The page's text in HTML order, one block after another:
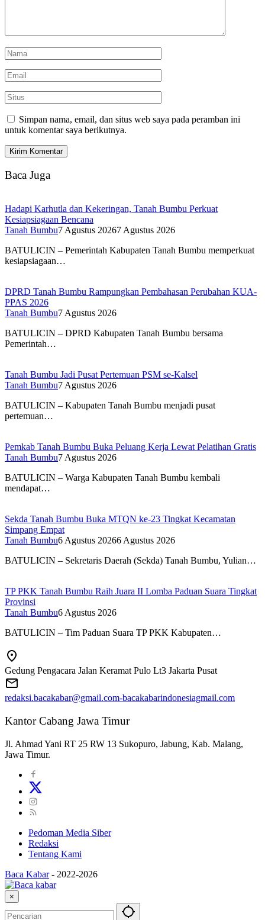
Simpan nama, email, dan situs web saya pada peramban ini
untuk komentar saya berikutnya.
Baca Juga
Hadapi Karhutla dan Kekeringan, Tanah Bumbu Perkuat
Kesiapsiagaan Bencana
Tanah Bumbu7 Agustus 20267 Agustus 2026
BATULICIN – Pemerintah Kabupaten Tanah Bumbu memperkuat
kesiapsiagaan…
DPRD Tanah Bumbu Rampungkan Pembahasan Perubahan KUA-
PPAS 2026
Tanah Bumbu7 Agustus 2026
BATULICIN – DPRD Kabupaten Tanah Bumbu bersama
Pemerintah…
Tanah Bumbu Jadi Pusat Pertemuan PSM se-Kalsel
Tanah Bumbu7 Agustus 2026
BATULICIN – Kabupaten Tanah Bumbu menjadi pusat
pertemuan…
Pemkab Tanah Bumbu Buka Peluang Kerja Lewat Pelatihan Gratis
Tanah Bumbu7 Agustus 2026
BATULICIN – Warga Kabupaten Tanah Bumbu kembali
mendapat…
Sekda Tanah Bumbu Buka MTQN ke-23 Tingkat Kecamatan
Simpang Empat
Tanah Bumbu6 Agustus 20266 Agustus 2026
BATULICIN – Sekretaris Daerah (Sekda) Tanah Bumbu, Yulian…
TP PKK Tanah Bumbu Raih Juara II Lomba Paduan Suara Tingkat
Provinsi
Tanah Bumbu6 Agustus 2026
BATULICIN – Tim Paduan Suara TP PKK Kabupaten…
Gedung Pengacara Jalan Keramat Pulo Lt3 Jakarta Pusat
redaksi.bacakabar@gmail.com-bacakabarindonesiagmail.com
Kantor Cabang Jawa Timur
Jl. Ahmad Yani RT 25 RW 13 Sukopuro, Jabung, Kab. Malang,
Jawa Timur.
Pedoman Media Siber
Redaksi
Tentang Kami
Baca Kabar - 2022-2026
×